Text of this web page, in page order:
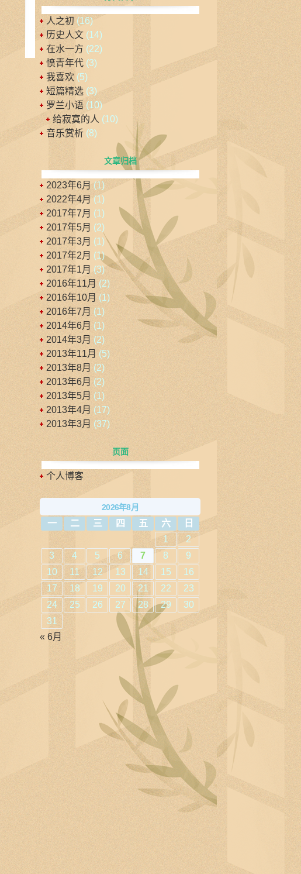
人之初 (16)
历史人文 (14)
在水一方 (22)
愤青年代 (3)
我喜欢 (5)
短篇精选 (3)
罗兰小语 (10)
给寂寞的人 (10)
音乐赏析 (8)
文章归档
2023年6月 (1)
2022年4月 (1)
2017年7月 (1)
2017年5月 (2)
2017年3月 (1)
2017年2月 (1)
2017年1月 (3)
2016年11月 (2)
2016年10月 (1)
2016年7月 (1)
2014年6月 (1)
2014年3月 (2)
2013年11月 (5)
2013年8月 (2)
2013年6月 (2)
2013年5月 (1)
2013年4月 (17)
2013年3月 (37)
页面
个人博客
2026年8月
一 二 三 四 五 六
日
1
2
3
4 5 6 7 8
9
10
11 12 13 14 15
16
17
18 19 20 21 22
23
24
25 26 27 28 29
30
31
« 6月